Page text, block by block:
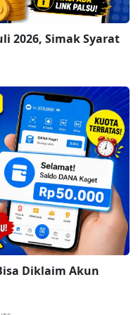
2026, Simak Syarat
Diklaim Akun